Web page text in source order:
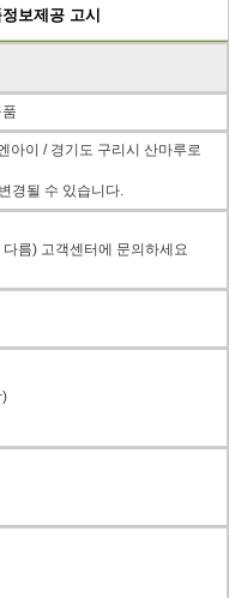
보제공 고시
아이 / 경기도 구리시 산마루로
경될 수 있습니다.
름) 고객센터에 문의하세요
)